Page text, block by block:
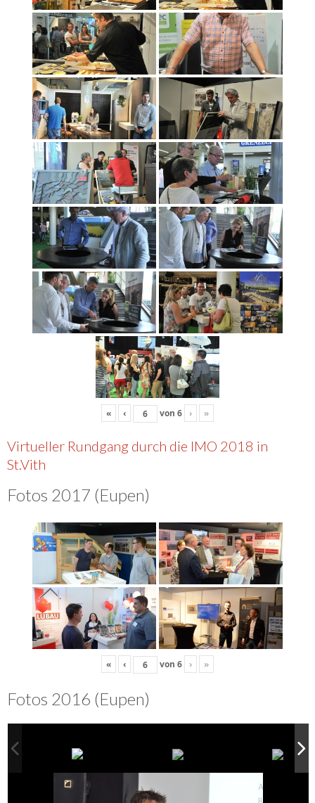
« ‹ von 6 › »
Virtueller Rundgang durch die IMO 2018 in
St.Vith
Fotos 2017 (Eupen)
« ‹ von 6 › »
Fotos 2016 (Eupen)